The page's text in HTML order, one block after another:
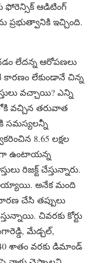
ఫోరెన్సిక్ ఆడిటింగ్
ఇచ్చింది.
లేదన్న ఆరోపణలు
కారణం లేకుండానే చిన్న
వచ్చాయి? ఎన్ని
వచ్చిన తరువాత
సమస్యలన్నీ
8.65 లక్షల
ఉంటాయన్న
రిజక్ట్ చేస్తున్నారు.
అయ్యాయి. అనేక మంది
చేసి తప్పులు
చివరకు కోర్టు
మేడ్చల్,
శాతం వరకు డిమాండ్